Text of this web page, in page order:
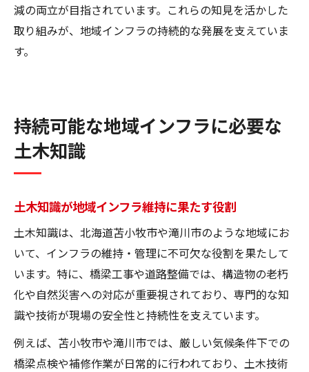
減の両立が目指されています。これらの知見を活かした
取り組みが、地域インフラの持続的な発展を支えていま
す。
持続可能な地域インフラに必要な
土木知識
土木知識が地域インフラ維持に果たす役割
土木知識は、北海道苫小牧市や滝川市のような地域にお
いて、インフラの維持・管理に不可欠な役割を果たして
います。特に、橋梁工事や道路整備では、構造物の老朽
化や自然災害への対応が重要視されており、専門的な知
識や技術が現場の安全性と持続性を支えています。
例えば、苫小牧市や滝川市では、厳しい気候条件下での
橋梁点検や補修作業が日常的に行われており、土木技術